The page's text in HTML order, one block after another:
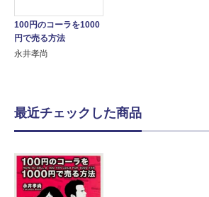
100円のコーラを1000
円で売る方法
永井孝尚
最近チェックした商品